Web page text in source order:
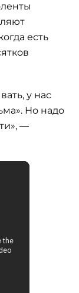
есть
у нас
Но надо
—